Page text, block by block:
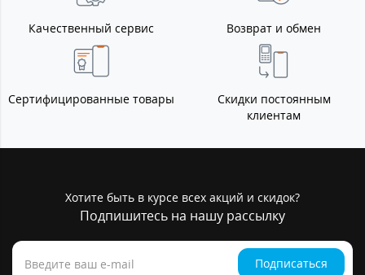
Качественный сервис Возврат и обмен
Сертифицированные товары
Скидки постоянным
клиентам
Хотите быть в курсе всех акций и скидок?
Подпишитесь на нашу рассылку
Подписаться